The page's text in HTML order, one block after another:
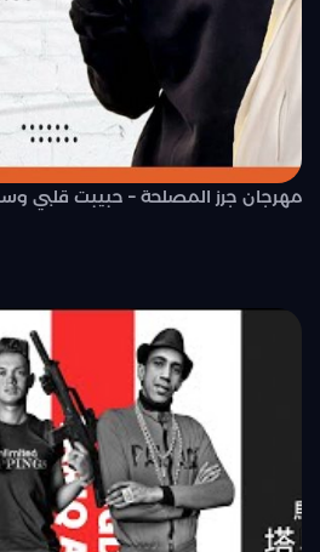
مهرجان جرز المصلحة – حبيبت قلبي